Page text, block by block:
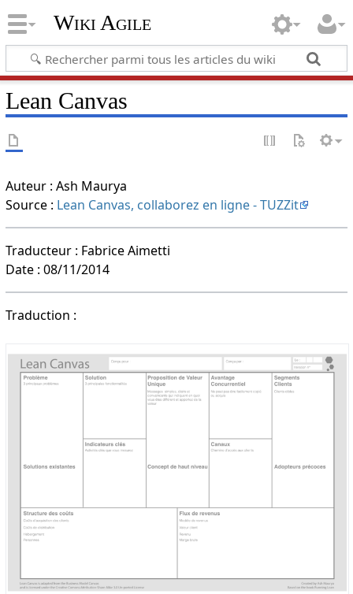
Wiki Agile
Lean Canvas
Auteur : Ash Maurya
Source : Lean Canvas, collaborez en ligne - TUZZit
Traducteur : Fabrice Aimetti
Date : 08/11/2014
Traduction :